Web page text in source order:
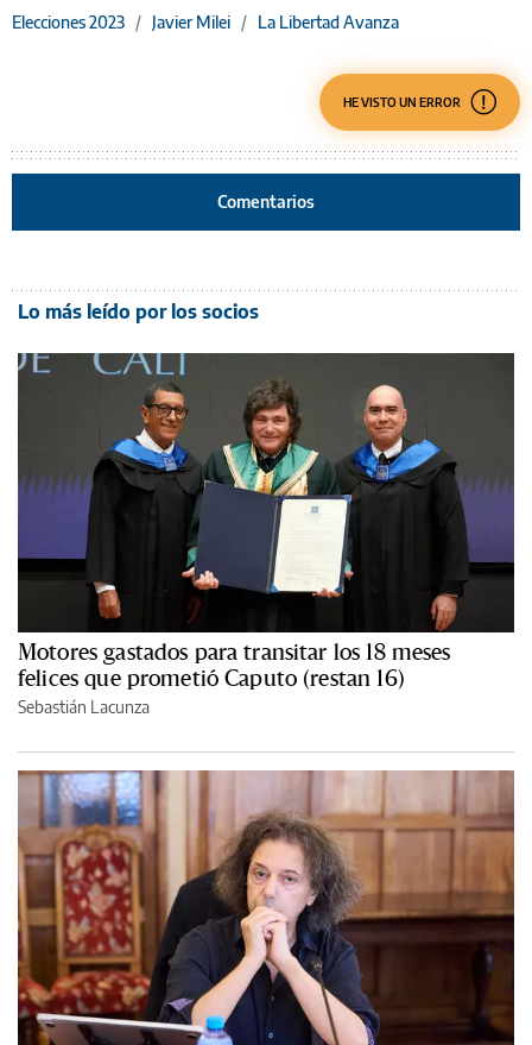
Elecciones 2023 / Javier Milei / La Libertad Avanza
HE VISTO UN ERROR
Comentarios
Lo más leído por los socios
Motores gastados para transitar los 18 meses
felices que prometió Caputo (restan 16)
Sebastián Lacunza